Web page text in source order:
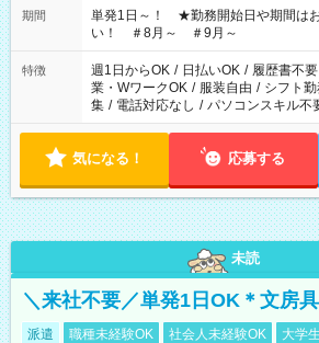
期間
単発1日～！ ★勤務開始日や期間は
い！ ＃8月～ ＃9月～
特徴 週1日からOK / 日払いOK / 履歴書不要
業・WワークOK / 服装自由 / シフト勤
集 / 電話対応なし / パソコンスキル不
気になる！ 応募する
未読
＼来社不要／単発1日OK＊文房
派遣 職種未経験OK 社会人未経験OK 大学